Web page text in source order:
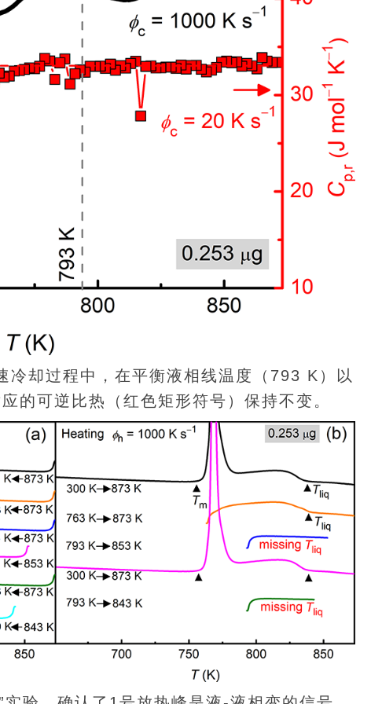
却过程中，在平衡液相线温度（793 K）以
的可逆比热（红色矩形符号）保持不变。